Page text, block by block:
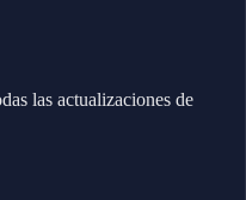
las actualizaciones de